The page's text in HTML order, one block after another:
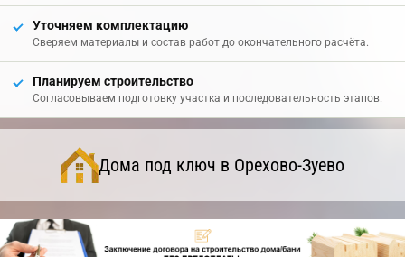
Уточняем комплектацию
Сверяем материалы и состав работ до окончательного расчёта.
Планируем строительство
Согласовываем подготовку участка и последовательность этапов.
Дома под ключ в Орехово-Зуево